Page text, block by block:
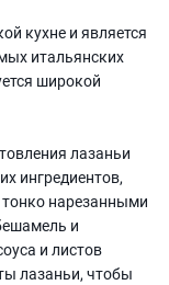
кухне и является
итальянских
широкой
лазаньи
ингредиентов,
тонко нарезанными
и
и листов
лазаньи, чтобы